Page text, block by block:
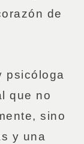
de
psicóloga
que no
sino
y una